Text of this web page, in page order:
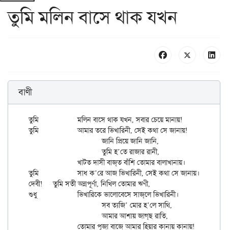
তুমি মলিন বাসে থাক যখন
বাণী
তুমি		মলিন বাসে থাক যখন, সবার চেয়ে মানায়!
তুমি		আমার তরে ভিখারিনী, সেই কথা সে জানায়!
			জানি প্রিয়ে জানি জানি,
			তুমি হ’তে রাজার রানী,
তুমি		সাধ ক’রে আজ ভিখারিনী, সেই কথা সে জানায়।।
দেবী!	তুমি সতী অন্নপূর্ণা, নিখিল তোমার ঋণী,
শুধু		ভিখারিকে ভালোবেসে সাজ্‌লে ভিখারিনী।
			সব ত্যজি’ মোর হ’লে সাথি,
			আমার আশায় জাগ্‌ছ রাতি,